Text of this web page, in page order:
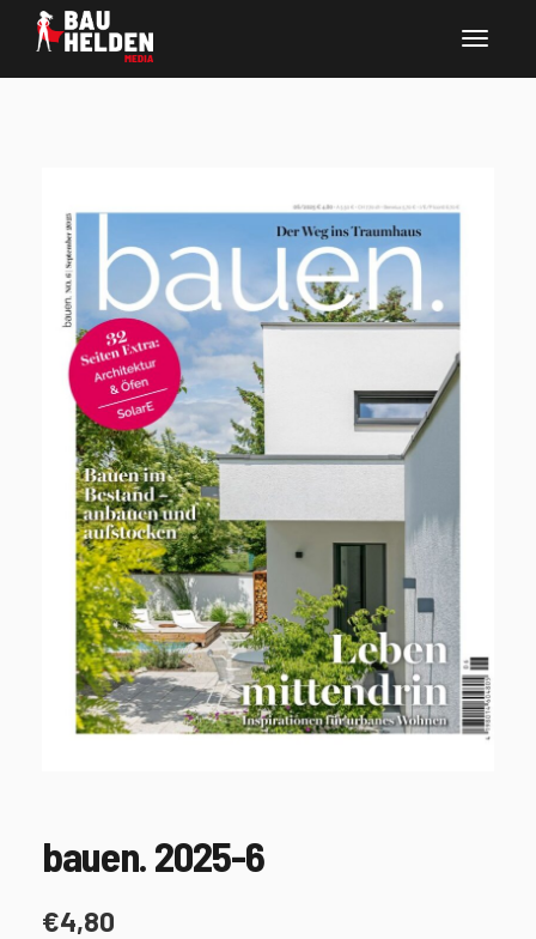
bauen. 2025-6
€4,80